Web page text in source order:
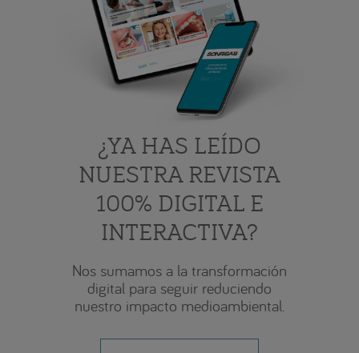
¿YA HAS LEÍDO
NUESTRA REVISTA
100% DIGITAL E
INTERACTIVA?
Nos sumamos a la transformación
digital para seguir reduciendo
nuestro impacto medioambiental.